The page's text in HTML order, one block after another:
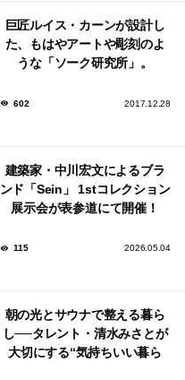
巨匠ルイス・カーンが設計し
た、もはやアートや彫刻のよ
うな「ソーク研究所」。
602 2017.12.28
建築家・中川宏文によるブラ
ンド「Sein」 1stコレクション
展示会が表参道にて開催！
115 2026.05.04
朝の光とサウナで整える暮ら
し──タレント・清水みさとが
大切にする“気持ちいい暮ら